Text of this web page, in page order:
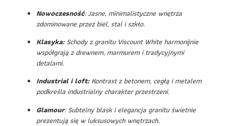
Nowoczesność: Jasne, minimalistyczne wnętrza
zdominowane przez biel, stal i szkło.
Klasyka:Schody z granitu Viscount White harmonijnie
współgrają z drewnem, marmurem i tradycyjnymi
detalami.
Industrial i loft:Kontrast z betonem, cegłą i metalem
podkreśla industrialny charakter przestrzeni.
Glamour: Subtelny blask i elegancja granitu świetnie
prezentują się w luksusowych wnętrzach.